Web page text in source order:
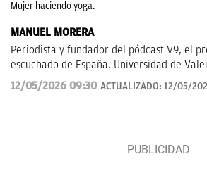
Mujer haciendo yoga.
MANUEL MORERA
Periodista y fundador del pódcast V9, el
escuchado de España. Universidad de
Anteriormente en ElDesmarque, Levante
12/05/2026 09:30 ACTUALIZADO: 12/05/